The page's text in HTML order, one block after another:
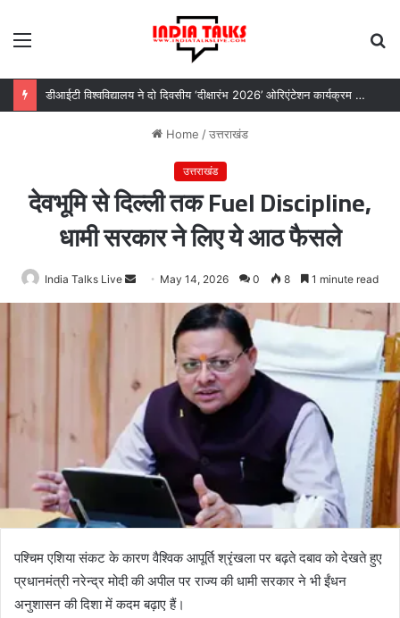
डीआईटी विश्वविद्यालय ने दो दिवसीय ‘दीक्षारंभ 2026’ ओरिएंटेशन कार्यक्रम का किया आयोजन
Home /उत्तराखंड
उत्तराखंड
देवभूमि से दिल्ली तक Fuel Discipline,
धामी सरकार ने लिए ये आठ फैसले
India Talks Live
Send
an
May 14, 2026 0 8 1 minute read
पश्चिम एशिया संकट के कारण वैश्विक आपूर्ति श्रृंखला पर बढ़ते दबाव को देखते हुए
प्रधानमंत्री नरेन्द्र मोदी की अपील पर राज्य की धामी सरकार ने भी ईंधन
अनुशासन की दिशा में कदम बढ़ाए हैं।